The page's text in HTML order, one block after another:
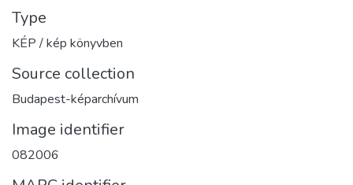
Type
KÉP / kép könyvben
Source collection
Budapest-képarchívum
Image identifier
082006